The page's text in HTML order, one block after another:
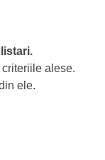
alese.
ele.